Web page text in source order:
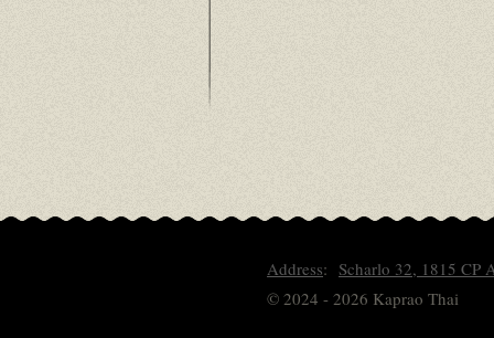
Address: Scharlo 32, 1815
© 2024 - 2026 Kaprao Thai